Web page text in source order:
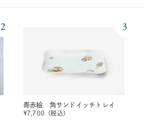
2 3
寿赤絵 角サンドイッチトレイ
¥7,700 （税込）